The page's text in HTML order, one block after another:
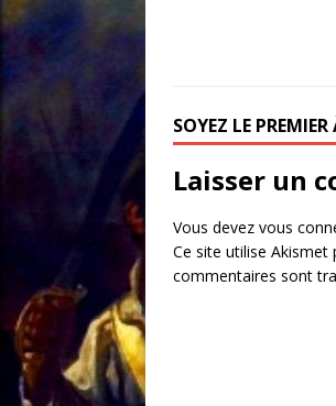
SOYEZ LE
Laisser un
Vous devez vous
Ce site utilise Akismet
commentaires sont